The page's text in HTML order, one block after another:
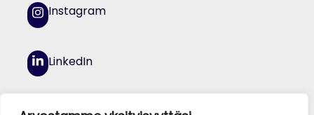
Instagram
LinkedIn
YouTube